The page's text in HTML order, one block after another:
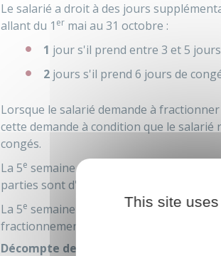
Le salarié a droit à des jours
allant du 1 er mai au 31 octobre :
1 jour s'il prend entre 3 et 5
2 jours s'il prend 6 jours de
Lorsque le salarié demande à
cette demande à condition que le
congés.
La 5e semaine peut être accolée à une
parties sont d'accord.
La 5e semaine ne donne pas droit à des
fractionnement.
Décompte des congés payés
This site